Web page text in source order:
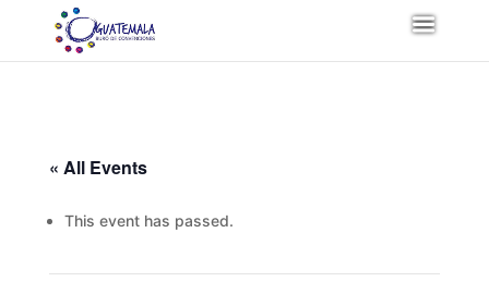
« All Events
This event has passed.